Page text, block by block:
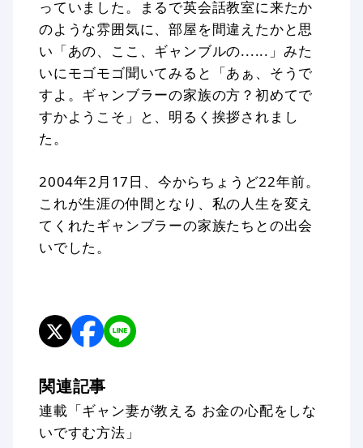
っていました。まるで英会話教室に来たか
のような雰囲気に、部屋を間違えたかと思
い「あの、ここ、ギャンブルの......」みた
いにモゴモゴ聞いてみると「あぁ、そうで
すよ。ギャンブラーの家族の方？初めてで
すかようこそ」と、明るく挨拶されまし
た。
2004年2月17日、今からちょうど22年前。
これが生涯の仲間となり、私の人生を変え
てくれたギャンブラーの家族たちとの出会
いでした。
関連記事
連載「ギャン妻が教える お金の心配をしな
いですむ方法」